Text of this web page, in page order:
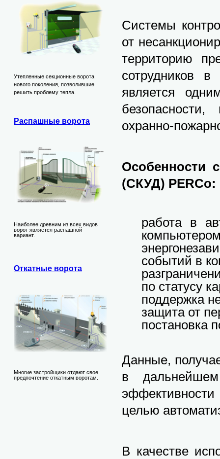
Утепленные секционные ворота
нового поколения, позволившие
решить проблему тепла.
Распашные ворота
Наиболее древним из всех видов
ворот является распашной
вариант.
Откатные ворота
Многие застройщики отдают свое
предпочтение откатным воротам.
Системы
от
территорию
сотрудников
является
охранно-
Особенности
(СКУД) PERCo:
работа в
событий в
по статусу
поддержка
защита от
постановка
Данные,
в
целью
В качестве